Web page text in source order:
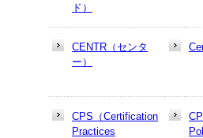
ド）
CENTR（センタ
ー）
CPS（Certification
Practices